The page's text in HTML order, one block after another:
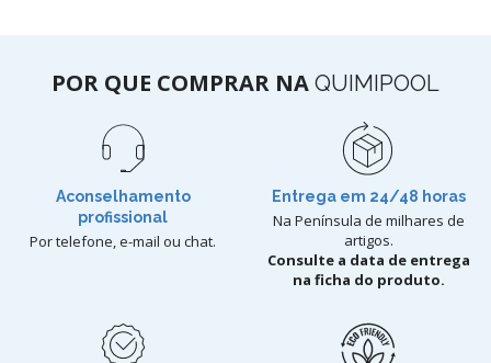
POR QUE COMPRAR NA QUIMIPOOL
Aconselhamento
profissional
Por telefone, e-mail ou chat.
Entrega em 24/48 horas
Na Península de milhares de
artigos.
Consulte a data de entrega
na ficha do produto.